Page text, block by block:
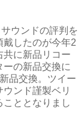
ウンドの評判を
戴したのが今年2
共に新品リコー
の新品交換に
品交換。ツイー
ンド謹製ベリ
こととなりまし